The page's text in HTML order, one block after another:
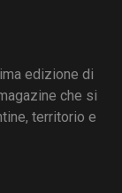
edizione di
che si
territorio e